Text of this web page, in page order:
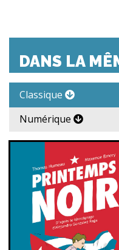
DANS LA
Classique
Numérique